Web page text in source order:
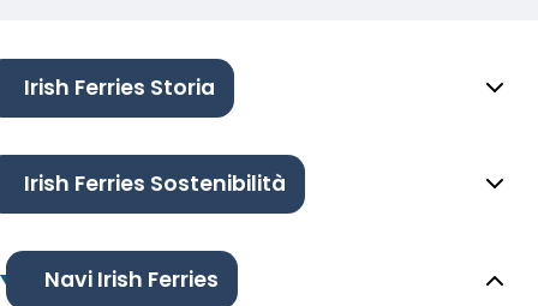
Irish Ferries Storia
Irish Ferries Sostenibilità
Navi Irish Ferries